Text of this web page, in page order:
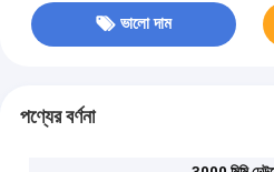
ভালো দাম
পণ্যের বর্ণনা